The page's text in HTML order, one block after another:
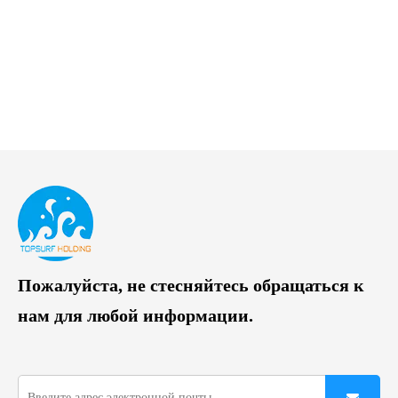
Пожалуйста, не стесняйтесь обращаться к
нам для любой информации.